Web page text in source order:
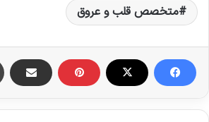
متخصص قلب و عروق